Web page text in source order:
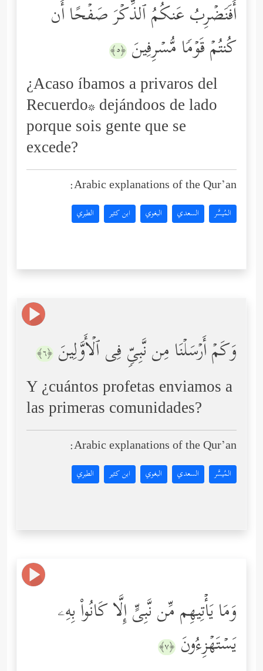
أَفَنَضۡرِبُ عَنكُمُ ٱلذِّكۡرَ صَفۡحًا أَن
كُنتُمۡ قَوۡمࣰا مُّسۡرِفِینَ ﴿٥﴾
¿Acaso íbamos a privaros del
Recuerdo* dejándoos de lado
porque sois gente que se
excede?
Arabic explanations of the Qur’an:
المُيسَّر السعدي البغوي ابن كثير الطبري
وَكَمۡ أَرۡسَلۡنَا مِن نَّبِیࣲّ فِی ٱلۡأَوَّلِینَ ﴿٦﴾
Y ¿cuántos profetas enviamos a
las primeras comunidades?
Arabic explanations of the Qur’an:
المُيسَّر السعدي البغوي ابن كثير الطبري
وَمَا یَأۡتِیهِم مِّن نَّبِیٍّ إِلَّا كَانُواْ بِهِۦ
یَسۡتَهۡزِءُونَ ﴿٧﴾